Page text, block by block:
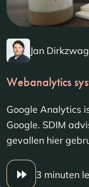
Jan
Webanalytics
Google Analytics
Google. SDIM
gevallen hier
3 minuten